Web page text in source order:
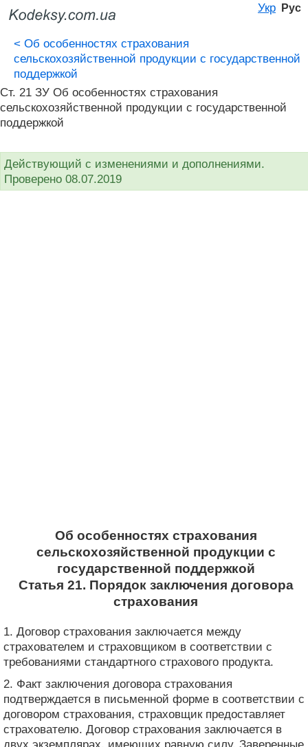
Укр Рус
< Об особенностях страхования
сельскохозяйственной продукции с государственной
поддержкой
Ст. 21 ЗУ Об особенностях страхования
сельскохозяйственной продукции с государственной
поддержкой
Действующий с изменениями и дополнениями.
Проверено 08.07.2019
Об особенностях страхования
сельскохозяйственной продукции с
государственной поддержкой
Статья 21. Порядок заключения договора
страхования
1. Договор страхования заключается между
страхователем и страховщиком в соответствии с
требованиями стандартного страхового продукта.
2. Факт заключения договора страхования
подтверждается в письменной форме в соответствии с
договором страхования, страховщик предоставляет
страхователю. Договор страхования заключается в
двух экземплярах, имеющих равную силу. Заверенные